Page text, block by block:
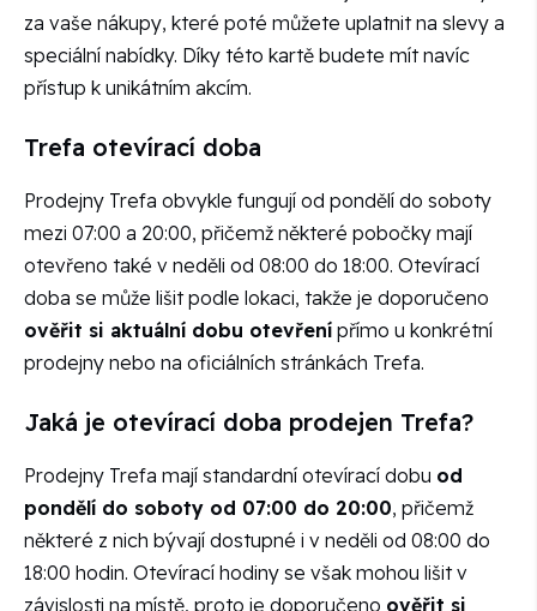
za vaše nákupy, které poté můžete uplatnit na slevy a
speciální nabídky. Díky této kartě budete mít navíc
přístup k unikátním akcím.
Trefa otevírací doba
Prodejny Trefa obvykle fungují od pondělí do soboty
mezi 07:00 a 20:00, přičemž některé pobočky mají
otevřeno také v neděli od 08:00 do 18:00. Otevírací
doba se může lišit podle lokaci, takže je doporučeno
ověřit si aktuální dobu otevření přímo u konkrétní
prodejny nebo na oficiálních stránkách Trefa.
Jaká je otevírací doba prodejen Trefa?
Prodejny Trefa mají standardní otevírací dobu od
pondělí do soboty od 07:00 do 20:00, přičemž
některé z nich bývají dostupné i v neděli od 08:00 do
18:00 hodin. Otevírací hodiny se však mohou lišit v
závislosti na místě, proto je doporučeno ověřit si